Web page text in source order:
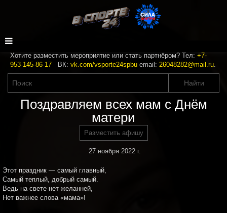
Хотите разместить мероприятие или стать партнёром? Тел: +7-
953-145-86-17 ВК: vk.com/vsporte24spbu email: 26048282@mail.ru.
Поздравляем всех мам с Днём
матери
Разместить афишу
27 ноября 2022 г.
Этот праздник — самый главный,
Самый теплый, добрый самый.
Ведь на свете нет желанней,
Нет важнее слова «мама»!